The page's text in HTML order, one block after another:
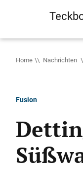
Home Nachrichten
Fusion